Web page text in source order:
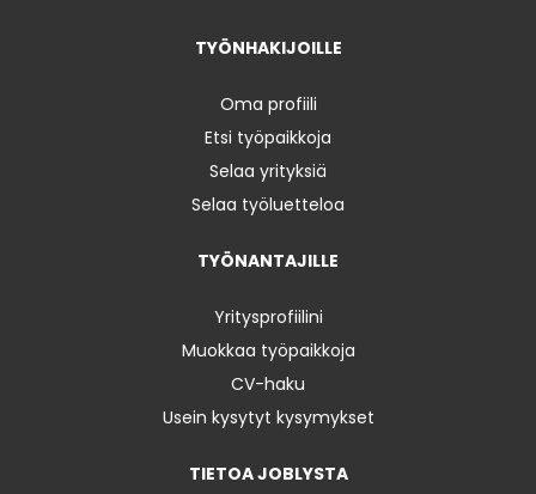
TYÖNHAKIJOILLE
Oma profiili
Etsi työpaikkoja
Selaa yrityksiä
Selaa työluetteloa
TYÖNANTAJILLE
Yritysprofiilini
Muokkaa työpaikkoja
CV-haku
Usein kysytyt kysymykset
TIETOA JOBLYSTA